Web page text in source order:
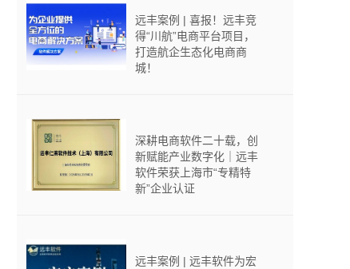
远丰案例 | 喜报！远丰竞
得“川航”电商平台项目，
打造航企生态化电商商
城！
深耕电商软件二十载，创
新赋能产业数字化｜远丰
软件荣获上海市“专精特
新”企业认证
远丰案例 | 远丰软件为宏